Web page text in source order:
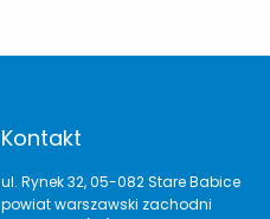
Kontakt
ul. Rynek 32, 05-082 Stare Babice
powiat warszawski zachodni